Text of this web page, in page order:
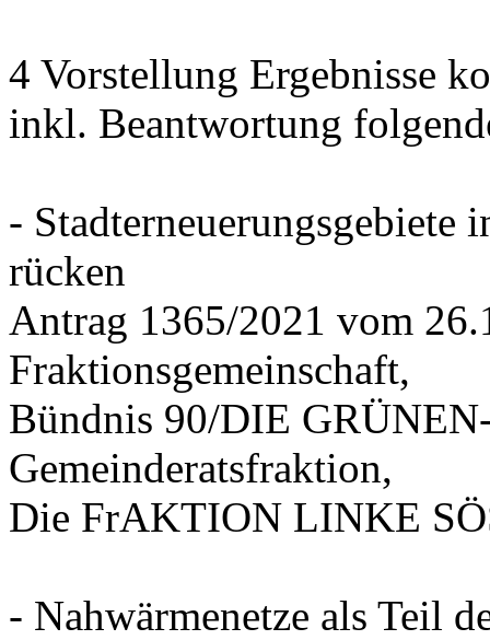
4 Vorstellung Ergebnisse
inkl. Beantwortung
- Stadterneuerungsgebiete
rücken
Antrag 1365/2021 vom
Fraktionsgemeinschaft,
Bündnis 90/DIE
Gemeinderatsfraktion,
Die FrAKTION LINKE
- Nahwärmenetze als Teil